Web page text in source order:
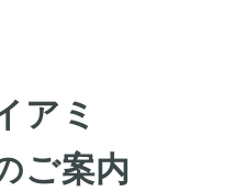
アミ
ご案内